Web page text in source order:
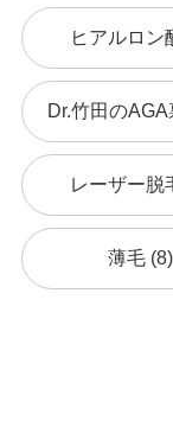
ヒアルロン
Dr.竹田の
レーザー脱
薄毛 (8)